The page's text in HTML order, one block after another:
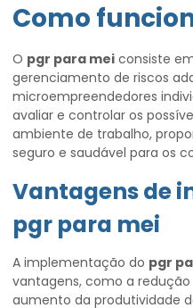
Como
O pgr para mei consiste
gerenciamento de riscos
microempreendedores
avaliar e controlar os
ambiente de trabalho,
seguro e saudável para os
Vantagens de
pgr para mei
A implementação do pgr
vantagens, como a
aumento da produtividade